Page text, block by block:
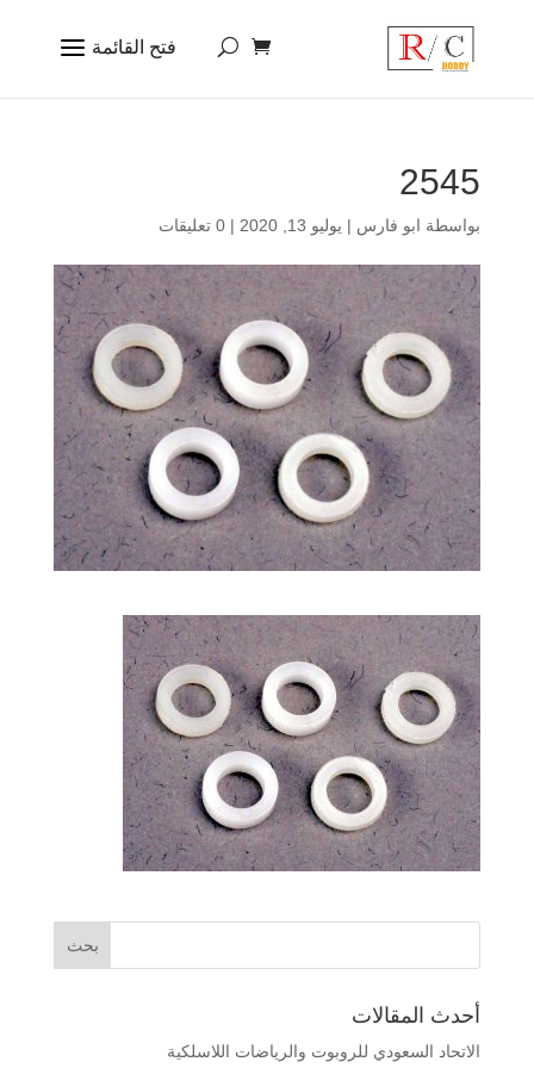
2545
بواسطة ابو فارس | يوليو 13, 2020 | 0 تعليقات
أحدث المقالات
الاتحاد السعودي للروبوت والرياضات اللاسلكية